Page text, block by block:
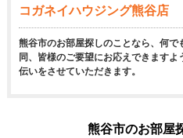
コガネイハウジング熊谷店
熊谷市のお部屋探しのことなら、何
同、皆様のご要望にお応えできます
伝いをさせていただきます。
熊谷市のお部屋